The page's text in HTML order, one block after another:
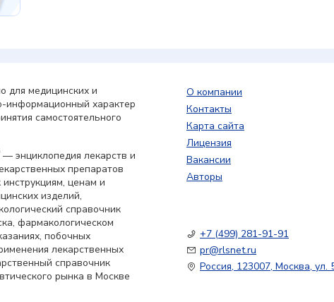
для медицинских и
информационный характер
самостоятельного
— энциклопедия лекарств и
препаратов
ценам и
изделий,
справочник
фармакологическом
побочных
лекарственных
справочник
рынка в Москве
О компании
Контакты
Карта сайта
Лицензия
Вакансии
Авторы
+7 (499) 281-91-91
pr@rlsnet.ru
Россия, 123007, Москва, ул.